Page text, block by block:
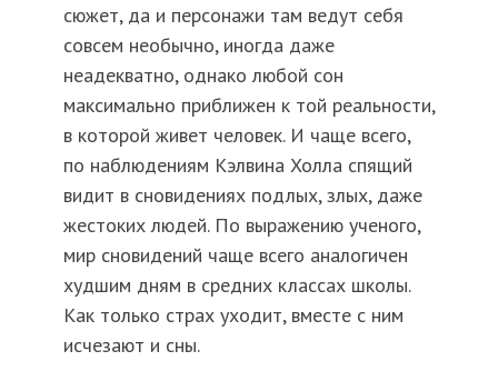
сюжет, да и персонажи там ведут себя
совсем необычно, иногда даже
неадекватно, однако любой сон
максимально приближен к той реальности,
в которой живет человек. И чаще всего,
по наблюдениям Кэлвина Холла спящий
видит в сновидениях подлых, злых, даже
жестоких людей. По выражению ученого,
мир сновидений чаще всего аналогичен
худшим дням в средних классах школы.
Как только страх уходит, вместе с ним
исчезают и сны.